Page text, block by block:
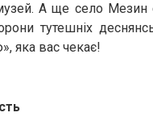
А ще село Мезин
тутешніх
яка вас чекає!